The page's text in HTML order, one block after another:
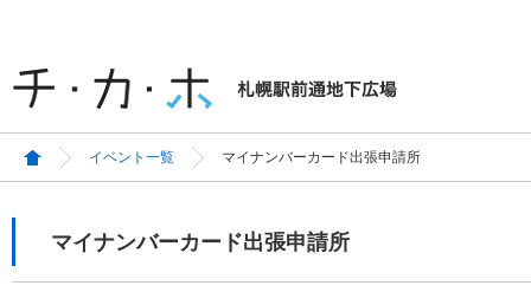
イベント一覧 マイナンバーカード出張申請所
マイナンバーカード出張申請所